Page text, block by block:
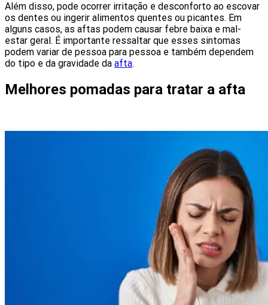
Além disso, pode ocorrer irritação e desconforto ao escovar
os dentes ou ingerir alimentos quentes ou picantes. Em
alguns casos, as aftas podem causar febre baixa e mal-
estar geral. É importante ressaltar que esses sintomas
podem variar de pessoa para pessoa e também dependem
do tipo e da gravidade da afta.
Melhores pomadas para tratar a afta